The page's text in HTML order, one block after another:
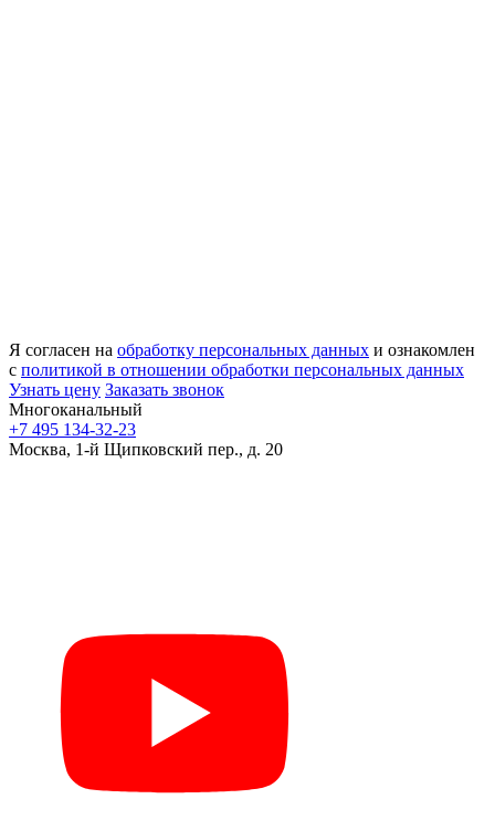
Я согласен на обработку персональных данных и ознакомлен
с политикой в отношении обработки персональных данных
Узнать цену Заказать звонок
Многоканальный
+7 495 134-32-23
Москва, 1-й Щипковский пер., д. 20